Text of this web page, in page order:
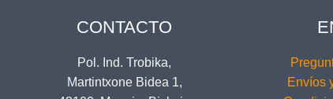
CONTACTO
Pol. Ind. Trobika,
Martintxone Bidea 1,
Envíos